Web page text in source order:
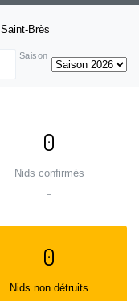
Saint-Brès
Saison
:
0
Nids confirmés
=
0
Nids non détruits